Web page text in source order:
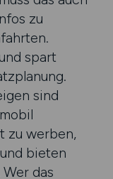
zu
spart
sind
zu werben,
bieten
das